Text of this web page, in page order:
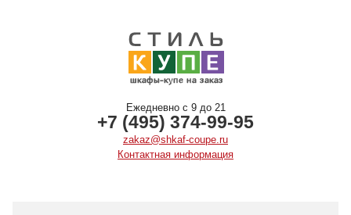
Ежедневно с 9 до 21
+7 (495) 374-99-95
zakaz@shkaf-coupe.ru
Контактная информация